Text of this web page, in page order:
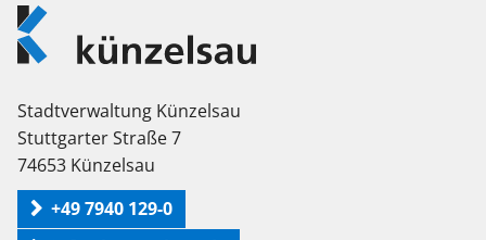
Logo
Künzelsau
Stadtverwaltung Künzelsau
Stuttgarter Straße 7
74653 Künzelsau
+49 7940 129-0